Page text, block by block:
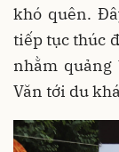
khó quên.
tiếp tục thúc
nhằm
Văn tới du